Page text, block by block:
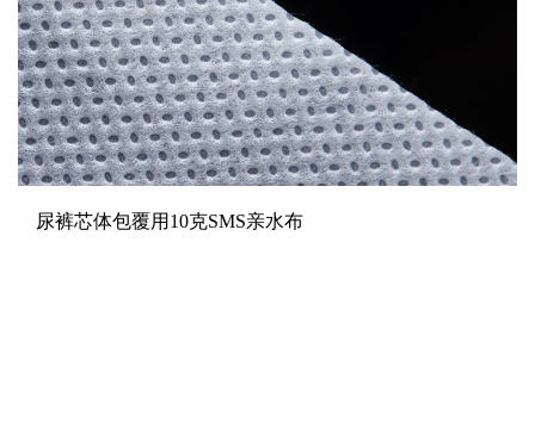
尿裤芯体包覆用10克SMS亲水布